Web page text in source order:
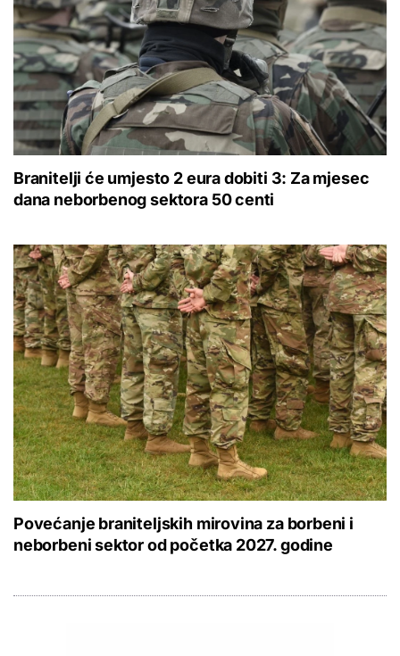
Branitelji će umjesto 2 eura dobiti 3: Za mjesec
dana neborbenog sektora 50 centi
Povećanje braniteljskih mirovina za borbeni i
neborbeni sektor od početka 2027. godine